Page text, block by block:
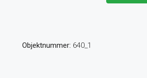
Objektnummer: 640_1